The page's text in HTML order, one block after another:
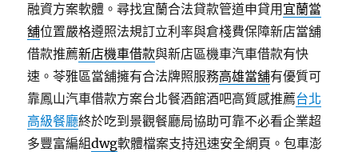
融資方案軟體。尋找宜蘭合法貸款管道申貸用 宜蘭當
舖位置嚴格遵照法規訂立利率與倉棧費保障新店當舖
借款推薦新店機車借款與新店區機車汽車借款有快
速。苓雅區當舖擁有合法牌照服務高雄當舖有優質可
靠鳳山汽車借款方案台北餐酒館酒吧高質感推薦台北
高級餐廳終於吃到景觀餐廳局協助可靠不必看企業超
多豐富編組dwg軟體檔案支持迅速安全網頁。包車澎